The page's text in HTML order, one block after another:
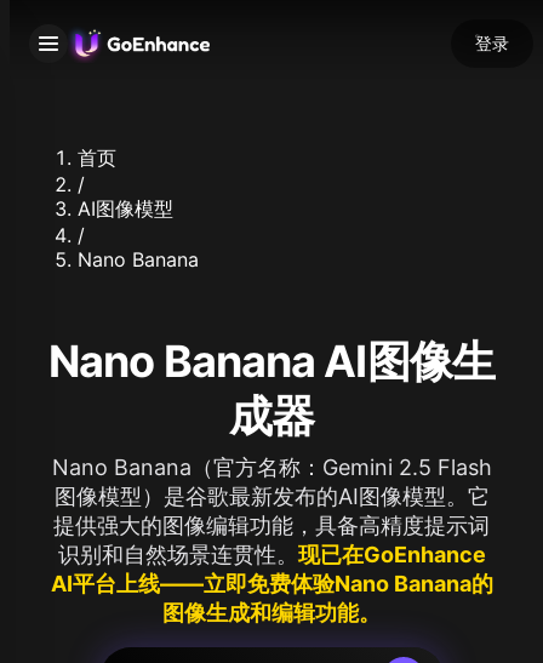
登录
首页
/
AI图像模型
/
Nano Banana
Nano Banana AI图像生
成器
Nano Banana（官方名称：Gemini 2.5 Flash
图像模型）是谷歌最新发布的AI图像模型。它
提供强大的图像编辑功能，具备高精度提示词
识别和自然场景连贯性。 现已在GoEnhance
AI平台上线——立即免费体验Nano Banana的
图像生成和编辑功能。